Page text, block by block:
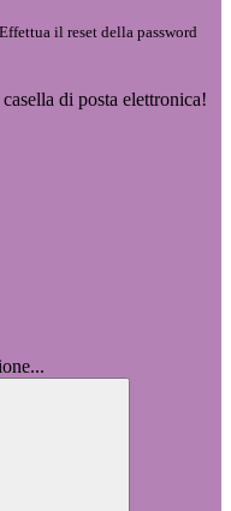
il reset della password
di posta elettronica!